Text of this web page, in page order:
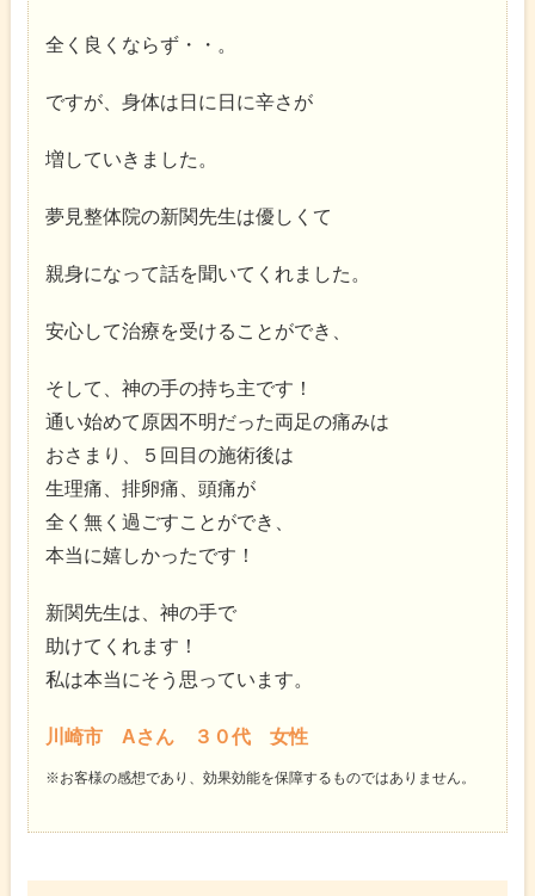
全く良くならず・・。
ですが、身体は日に日に辛さが
増していきました。
夢見整体院の新関先生は優しくて
親身になって話を聞いてくれました。
安心して治療を受けることができ、
そして、神の手の持ち主です！
通い始めて原因不明だった両足の痛みは
おさまり、５回目の施術後は
生理痛、排卵痛、頭痛が
全く無く過ごすことができ、
本当に嬉しかったです！
新関先生は、神の手で
助けてくれます！
私は本当にそう思っています。
川崎市 Aさん ３０代 女性
※お客様の感想であり、効果効能を保障するものではありません。